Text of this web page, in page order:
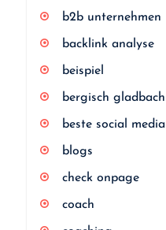
b2b unternehmen
backlink analyse
beispiel
bergisch gladbach
beste social media
blogs
check onpage
coach